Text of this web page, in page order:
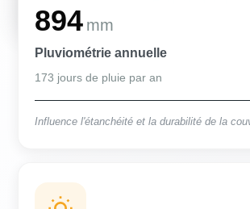
894 mm
Pluviométrie annuelle
173 jours de pluie par an
Influence l'étanchéité et la durabilité de la